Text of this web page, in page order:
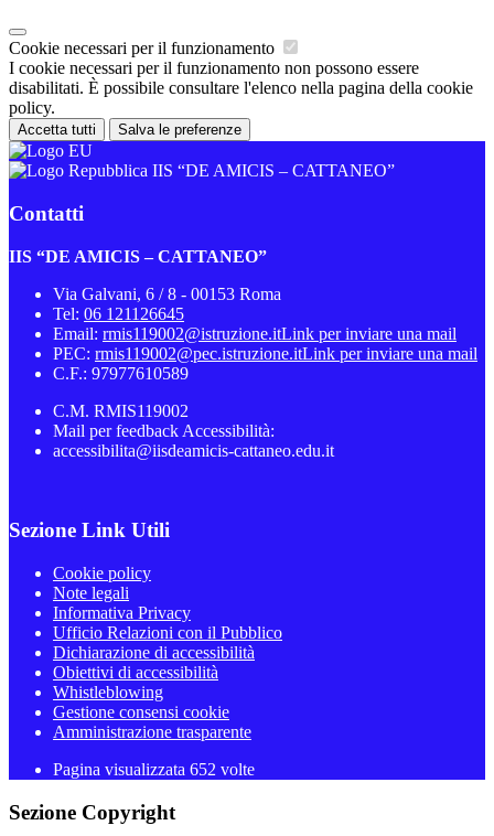
Cookie necessari per il funzionamento
I cookie necessari per il funzionamento non possono essere
disabilitati. È possibile consultare l'elenco nella pagina della cookie
policy.
Accetta tutti Salva le preferenze
IIS “DE AMICIS – CATTANEO”
Contatti
IIS “DE AMICIS – CATTANEO”
Via Galvani, 6 / 8 - 00153 Roma
Tel: 06 121126645
Email: rmis119002@istruzione.itLink per inviare una mail
PEC: rmis119002@pec.istruzione.itLink per inviare una mail
C.F.: 97977610589
C.M. RMIS119002
Mail per feedback Accessibilità:
accessibilita@iisdeamicis-cattaneo.edu.it
Sezione Link Utili
Cookie policy
Note legali
Informativa Privacy
Ufficio Relazioni con il Pubblico
Dichiarazione di accessibilità
Obiettivi di accessibilità
Whistleblowing
Gestione consensi cookie
Amministrazione trasparente
Pagina visualizzata 652 volte
Sezione Copyright